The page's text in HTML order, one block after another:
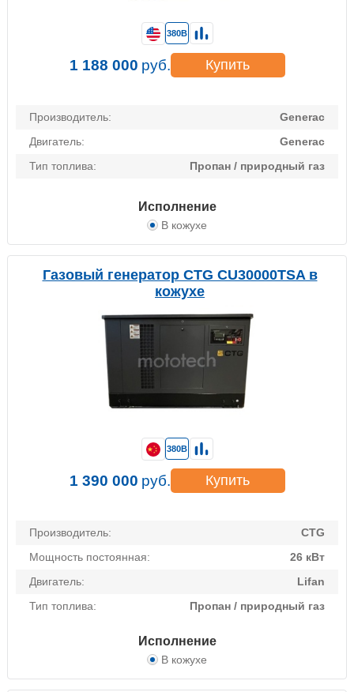
Производитель:
Generac
Двигатель:
Generac
Тип топлива:
Пропан / природный газ
Исполнение
В кожухе
380В
1 188 000 руб. Купить
Газовый генератор CTG CU30000TSA в
кожухе
Производитель:
CTG
Мощность постоянная:
26 кВт
Двигатель:
Lifan
Тип топлива:
Пропан / природный газ
Исполнение
В кожухе
380В
1 390 000 руб. Купить